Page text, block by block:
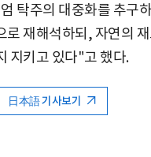
탁주의 대중화를 추구
로 재해석하되, 자연의
지키고 있다"고 했다.
日本語 기사보기